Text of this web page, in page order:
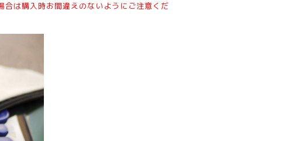
は購入時お間違えのないようにご注意くだ